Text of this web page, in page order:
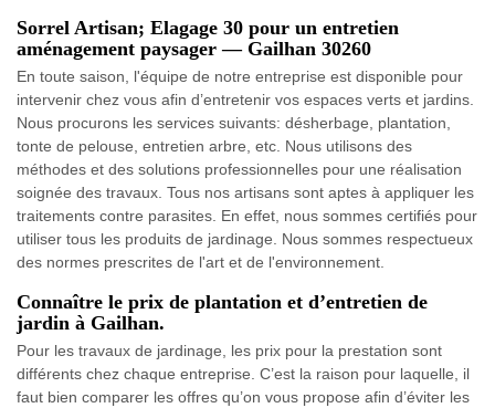
Sorrel Artisan; Elagage 30 pour un entretien
aménagement paysager — Gailhan 30260
En toute saison, l'équipe de notre entreprise est disponible pour
intervenir chez vous afin d’entretenir vos espaces verts et jardins.
Nous procurons les services suivants: désherbage, plantation,
tonte de pelouse, entretien arbre, etc. Nous utilisons des
méthodes et des solutions professionnelles pour une réalisation
soignée des travaux. Tous nos artisans sont aptes à appliquer les
traitements contre parasites. En effet, nous sommes certifiés pour
utiliser tous les produits de jardinage. Nous sommes respectueux
des normes prescrites de l'art et de l'environnement.
Connaître le prix de plantation et d’entretien de
jardin à Gailhan.
Pour les travaux de jardinage, les prix pour la prestation sont
différents chez chaque entreprise. C’est la raison pour laquelle, il
faut bien comparer les offres qu’on vous propose afin d’éviter les